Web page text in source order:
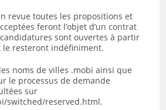
revue toutes les propositions et
feront l’objet d’un contrat
sont ouvertes à partir
le resteront indéfiniment.
noms de villes .mobi ainsi que
le processus de demande
sur
switched/reserved.html.